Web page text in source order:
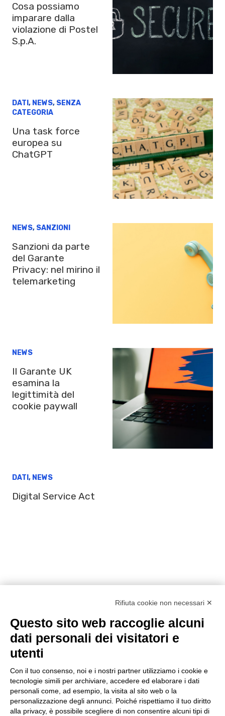
Cosa possiamo
imparare dalla
violazione di Postel
S.p.A.
DATI , NEWS, SENZA
CATEGORIA
Una task force
europea su
ChatGPT
NEWS, SANZIONI
Sanzioni da parte
del Garante
Privacy: nel mirino il
telemarketing
NEWS
Il Garante UK
esamina la
legittimità del
cookie paywall
DATI , NEWS
Digital Service Act
28 gennaio: Data
Privacy Day
Rifiuta cookie non necessari ✕
Questo sito web raccoglie alcuni
dati personali dei visitatori e
utenti
Con il tuo consenso, noi e i nostri partner utilizziamo i cookie e
tecnologie simili per archiviare, accedere ed elaborare i dati
personali come, ad esempio, la visita al sito web o la
personalizzazione degli annunci. Poiché rispettiamo il tuo diritto
alla privacy, è possibile scegliere di non consentire alcuni tipi di